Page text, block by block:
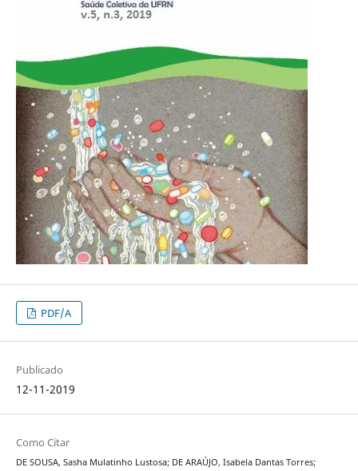
PDF/A
Publicado
12-11-2019
Como Citar
DE SOUSA, Sasha Mulatinho Lustosa; DE ARAÚJO, Isabela Dantas Torres;